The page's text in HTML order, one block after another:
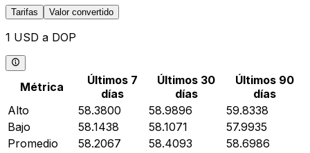
Tarifas Valor convertido
1 USD a DOP
Métrica
Últimos 7
días
Últimos 30
días
Últimos 90
días
Alto
58.3800 58.9896
59.8338
Bajo
58.1438 58.1071
57.9935
Promedio
58.2067 58.4093
58.6986